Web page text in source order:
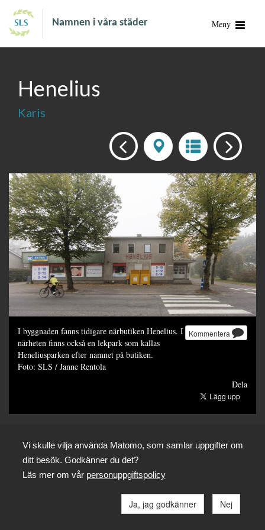
Namnen i våra städer Meny
Henelius
Karis
Kommentera
I byggnaden fanns tidigare närbutiken Henelius. I
närheten finns också en lekpark som kallas
Heneliusparken efter namnet på butiken.
Foto: SLS / Janne Rentola
Dela
Vi skulle vilja använda Matomo, som samlar uppgifter om
ditt besök. Godkänner du det?
Läs mer om vår personuppgiftspolicy
Ja, jag godkänner Nej